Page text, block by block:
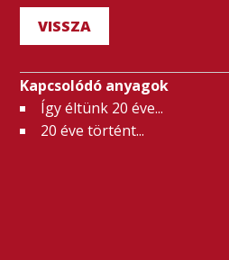
VISSZA
Kapcsolódó anyagok
Így éltünk 20 éve...
20 éve történt...